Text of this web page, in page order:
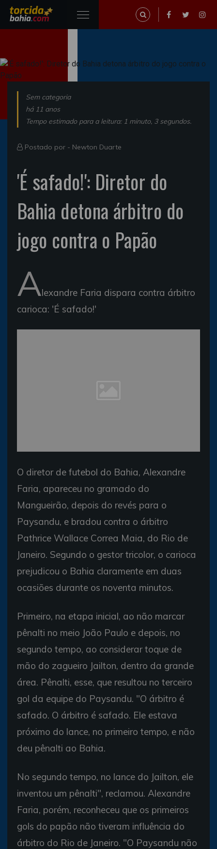
Sem categoria
há 11 anos
Tempo estimado para a leitura: 1 minuto, 3 segundos.
Postado por - Newton Duarte
'É safado!': Diretor do
Bahia detona árbitro do
jogo contra o Papão
Alexandre Faria dispara contra árbitro
carioca: 'É safado!'
O diretor de futebol do Bahia, Alexandre
Faria, apareceu no gramado do
Mangueirão, depois do revés para o
Paysandu, e bradou contra o árbitro
Pathrice Wallace Correa Maia, do Rio de
Janeiro. Segundo o gestor tricolor, o carioca
prejudicou o Bahia claramente em duas
ocasiões durante os noventa minutos.
Primeiro, na etapa inicial, ao não marcar
pênalti no meio João Paulo e depois, no
segundo tempo, ao considerar toque de
mão do zagueiro Jailton, dentro da grande
área. Pênalti, esse, que resultou no terceiro
gol da equipe do Paysandu. "O árbitro é
safado. O árbitro é safado. Ele estava
próximo do lance, no primeiro tempo, e não
deu pênalti ao Bahia.
No segundo tempo, no lance do Jailton, ele
inventou um pênalti", reclamou. Alexandre
Faria, porém, reconheceu que os primeiros
gols do papão não tiveram influência do
árbitro do Rio de Janeiro. "O Paysandu não